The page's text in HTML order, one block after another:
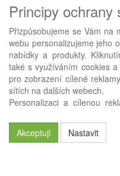
Fax: +420 483 034 590
E-mail:info@avistrade.cz
Web:www.avistrade.cz
Používáme ABRA eShop-
Principy ochrany
Přizpůsobujeme se Vám na
webu personalizujeme jeho
nabídky a produkty.
také s využíváním cookies
pro zobrazení cílené
sítích na dalších webech.
Personalizaci a cílenou
Akceptuji
Nastavit